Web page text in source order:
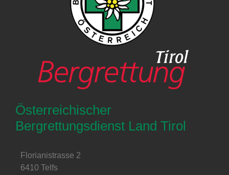
Österreichischer
Bergrettungsdienst Land Tirol
Florianistrasse 2
6410 Telfs